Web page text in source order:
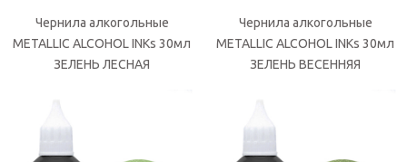
Чернила алкогольные
METALLIC ALCOHOL INKs 30мл
ЗЕЛЕНЬ ЛЕСНАЯ
Чернила алкогольные
METALLIC ALCOHOL INKs 30мл
ЗЕЛЕНЬ ВЕСЕННЯЯ